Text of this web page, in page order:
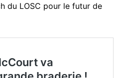
du LOSC pour le futur de
va